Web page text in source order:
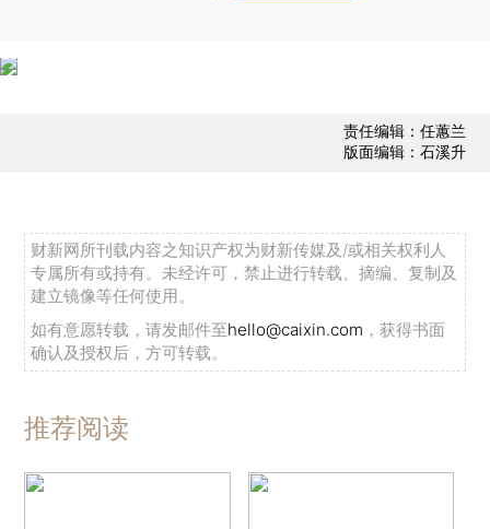
责任编辑：任蕙兰
版面编辑：石溪升
财新网所刊载内容之知识产权为财新传媒及/或相关权利人
专属所有或持有。未经许可，禁止进行转载、摘编、复制及
建立镜像等任何使用。
如有意愿转载，请发邮件至hello@caixin.com ，获得书面
确认及授权后，方可转载。
推荐阅读